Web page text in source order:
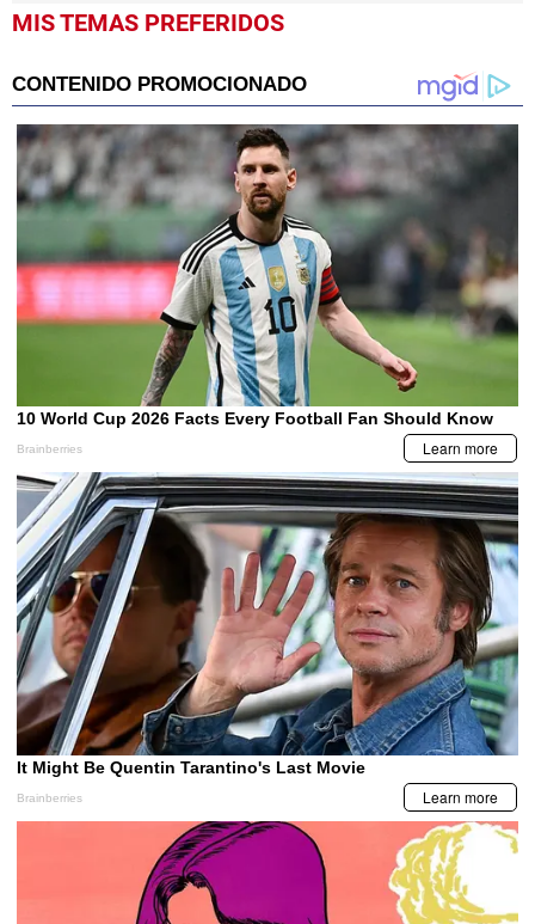
MIS TEMAS PREFERIDOS